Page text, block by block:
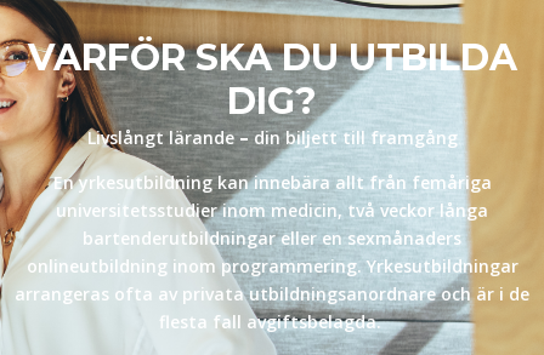
VARFÖR SKA DU UTBILDA
DIG?
Livslångt lärande–din biljett till framgång
En yrkesutbildning kan innebära allt från femåriga
universitetsstudier inom medicin, två veckor långa
bartenderutbildningar eller en sexmånaders
onlineutbildning inom programmering. Yrkesutbildningar
arrangeras ofta av privata utbildningsanordnare och är i de
flesta fall avgiftsbelagda.